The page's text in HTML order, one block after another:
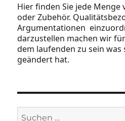
Hier finden Sie jede Menge
oder Zubehör.
Argumentationen
darzustellen machen wir
dem laufenden zu sein was
geändert hat.
Suchen